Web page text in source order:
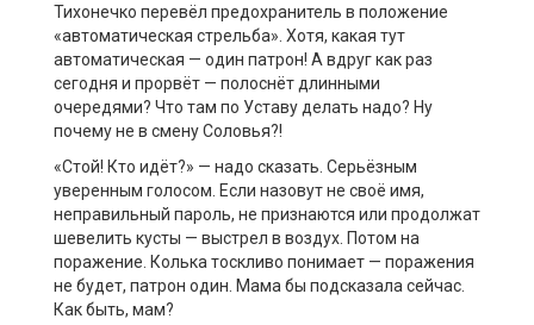
Тихонечко перевёл предохранитель в положение
«автоматическая стрельба». Хотя, какая тут
автоматическая — один патрон! А вдруг как раз
сегодня и прорвёт — полоснёт длинными
очередями? Что там по Уставу делать надо? Ну
почему не в смену Соловья?!
«Стой! Кто идёт?» — надо сказать. Серьёзным
уверенным голосом. Если назовут не своё имя,
неправильный пароль, не признаются или продолжат
шевелить кусты — выстрел в воздух. Потом на
поражение. Колька тоскливо понимает — поражения
не будет, патрон один. Мама бы подсказала сейчас.
Как быть, мам?